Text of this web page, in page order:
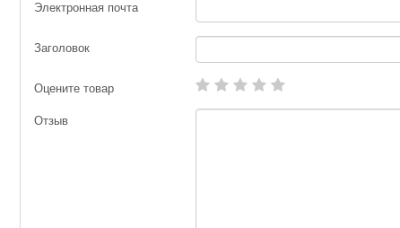
Электронная почта
Заголовок
Оцените товар
Отзыв